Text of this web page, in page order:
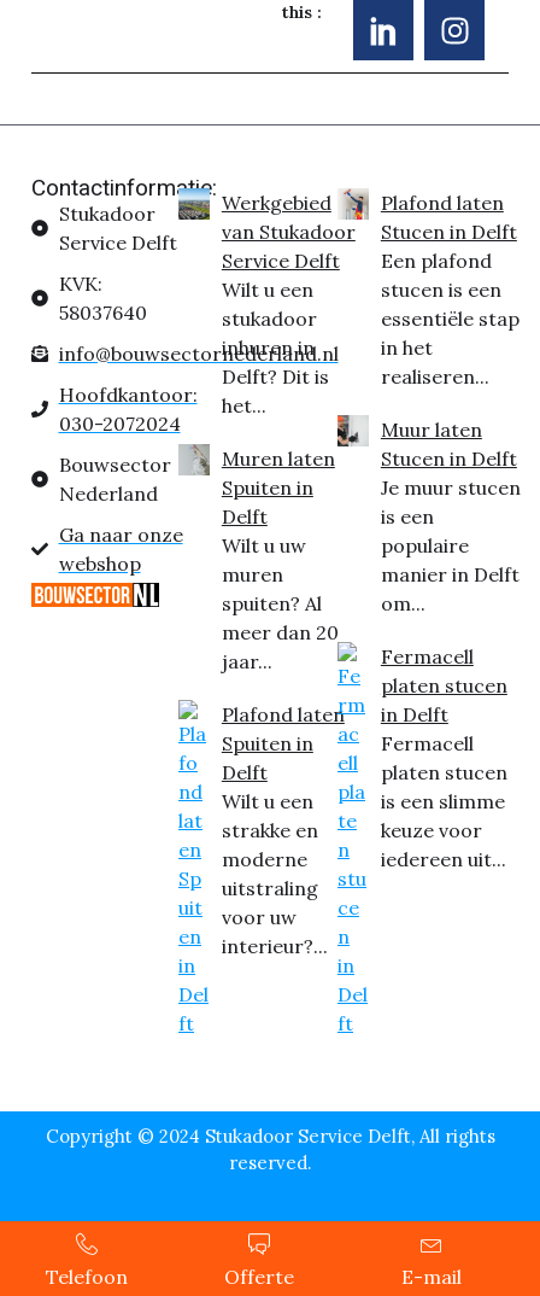
this :
Contactinformatie:
Stukadoor
Service Delft
KVK:
58037640
info@bouwsectornederland.nl
Hoofdkantoor:
030-2072024
Bouwsector
Nederland
Ga naar onze
webshop
Werkgebied
van Stukadoor
Service Delft
Wilt u een
stukadoor
inhuren in
Delft? Dit is
het...
Muren laten
Spuiten in
Delft
Wilt u uw
muren
spuiten? Al
meer dan 20
jaar...
Plafond laten
Spuiten in
Delft
Wilt u een
strakke en
moderne
uitstraling
voor uw
interieur?...
Plafond laten
Stucen in Delft
Een plafond
stucen is een
essentiële stap
in het
realiseren...
Muur laten
Stucen in Delft
Je muur stucen
is een
populaire
manier in Delft
om...
Fermacell
platen stucen
in Delft
Fermacell
platen stucen
is een slimme
keuze voor
iedereen uit...
Copyright © 2024 Stukadoor Service Delft, All rights
reserved.
Telefoon Offerte E-mail